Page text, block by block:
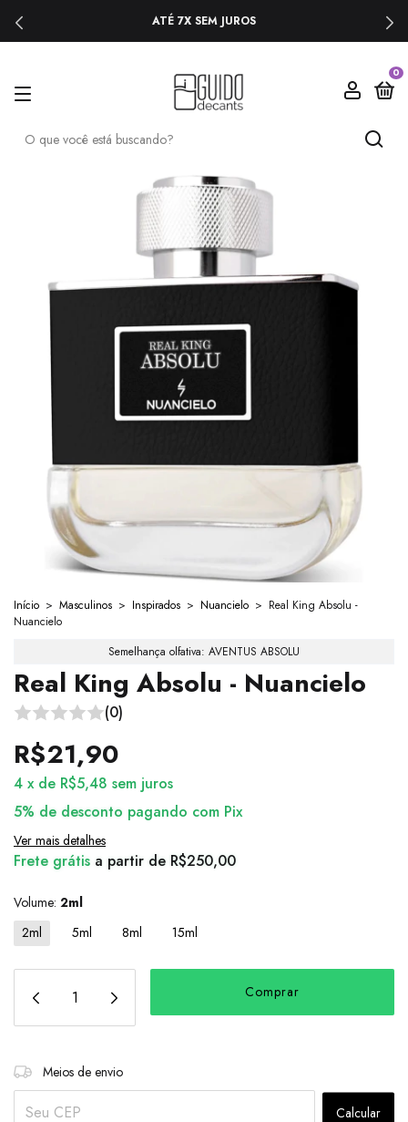
ATÉ 7X SEM JUROS
0
Início > Masculinos > Inspirados > Nuancielo > Real King Absolu -
Nuancielo
Semelhança olfativa: AVENTUS ABSOLU
Real King Absolu - Nuancielo
(0)
R$21,90
4 x de R$5,48 sem juros
5% de desconto pagando com Pix
Ver mais detalhes
Frete grátis a partir de R$250,00
Volume: 2ml
2ml
5ml 8ml 15ml
Entregas para o CEP:
Meios de envio
Calcular